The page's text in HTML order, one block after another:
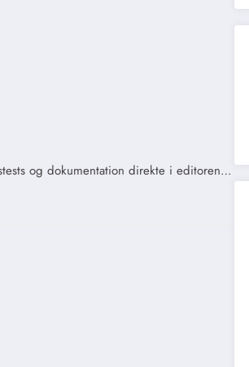
og dokumentation direkte i editoren…